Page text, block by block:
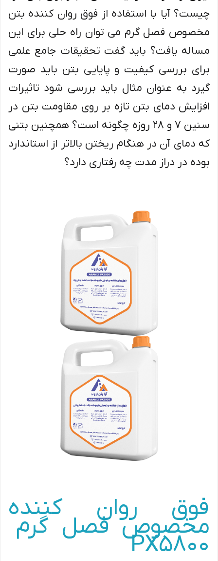
چیست؟ آیا با استفاده از فوق روان کننده بتن
مخصوص فصل گرم می توان راه حلی برای این
مساله یافت؟ باید گفت تحقیقات جامع علمی
برای بررسی کیفیت و پایایی بتن باید صورت
گیرد به عنوان مثال باید بررسی شود تاثیرات
افزایش دمای بتن تازه بر روی مقاومت بتن در
سنین 7 و 28 روزه چگونه است؟ همچنین بتنی
که دمای آن در هنگام ریختن بالاتر از استاندارد
بوده در دراز مدت چه رفتاری دارد؟
فوق روان کننده
مخصوص فصل گرم
PX5800